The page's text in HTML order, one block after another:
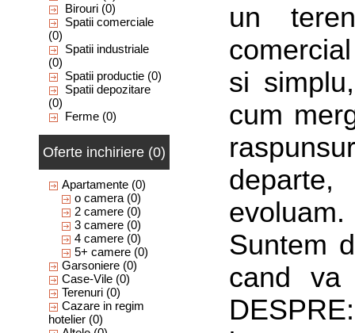
Birouri (0)
Spatii comerciale
(0)
Spatii industriale
(0)
Spatii productie (0)
Spatii depozitare
(0)
Ferme (0)
Oferte inchiriere (0)
Apartamente (0)
o camera (0)
2 camere (0)
3 camere (0)
4 camere (0)
5+ camere (0)
Garsoniere (0)
Case-Vile (0)
Terenuri (0)
Cazare in regim
hotelier (0)
un
si
cum
Suntem
cand va